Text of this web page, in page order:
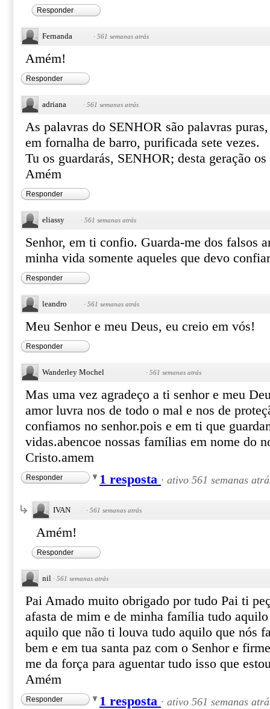
Responder
Fernanda · 561 semanas atrás
Amém!
Responder
adriana · 561 semanas atrás
As palavras do SENHOR são palavras
em fornalha de barro, purificada sete vezes.
Tu os guardarás, SENHOR; desta geração
Amém
Responder
eliassy · 561 semanas atrás
Senhor, em ti confio. Guarda-me dos falsos
minha vida somente aqueles que devo
Responder
leandro · 561 semanas atrás
Meu Senhor e meu Deus, eu creio em vós!
Responder
Wanderley Mochel · 561 semanas atrás
Mas uma vez agradeço a ti senhor e meu
amor luvra nos de todo o mal e nos de
confiamos no senhor.pois e em ti que
vidas.abencoe nossas famílias em nome do
Cristo.amem
Responder 1 resposta · ativo 561 semanas
IVAN · 561 semanas atrás
Amém!
Responder
nil · 561 semanas atrás
Pai Amado muito obrigado por tudo Pai ti
afasta de mim e de minha família tudo
aquilo que não ti louva tudo aquilo que nós
bem e em tua santa paz com o Senhor e
me da força para aguentar tudo isso que
Amém
Responder 1 resposta · ativo 561 semanas